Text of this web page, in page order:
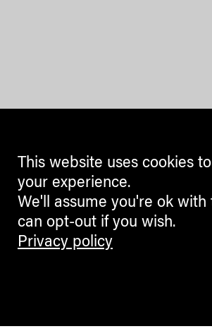
This website uses cookies
your experience.
We'll assume you're ok with
can opt-out if you wish.
Privacy policy